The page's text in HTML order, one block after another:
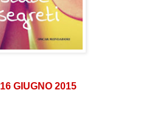
16 GIUGNO 2015